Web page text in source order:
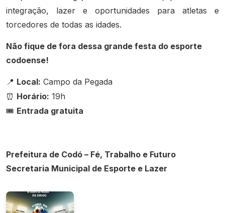
integração, lazer e oportunidades para atletas e
torcedores de todas as idades.
Não fique de fora dessa grande festa do esporte
codoense!
📍 Local: Campo da Pegada
⏰ Horário: 19h
🎟️ Entrada gratuita
Prefeitura de Codó – Fé, Trabalho e Futuro
Secretaria Municipal de Esporte e Lazer